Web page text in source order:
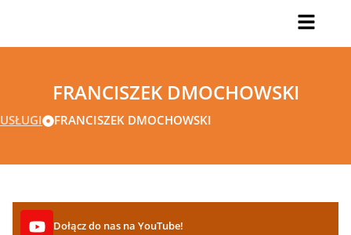
FRANCISZEK DMOCHOWSKI
USŁUGI FRANCISZEK DMOCHOWSKI
Dołącz do nas na YouTube!